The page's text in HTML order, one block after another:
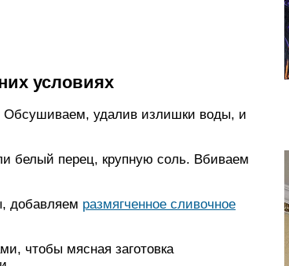
условиях
Обсушиваем, удалив излишки воды, и
белый перец, крупную соль. Вбиваем
добавляем размягченное сливочное
чтобы мясная заготовка